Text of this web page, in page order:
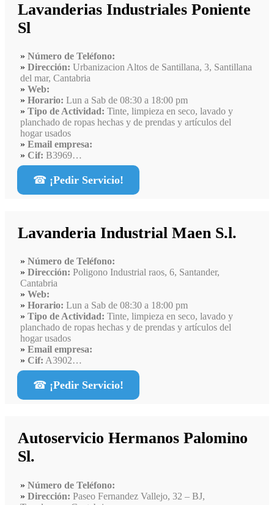
Lavanderias Industriales Poniente
Sl
Número de Teléfono:
Dirección: Urbanizacion Altos de Santillana, 3, Santillana
del mar, Cantabria
Web:
Horario: Lun a Sab de 08:30 a 18:00 pm
Tipo de Actividad: Tinte, limpieza en seco, lavado y
planchado de ropas hechas y de prendas y artículos del
hogar usados
Email empresa:
Cif: B3969…
☎ ¡Pedir Servicio!
Lavanderia Industrial Maen S.l.
Número de Teléfono:
Dirección: Poligono Industrial raos, 6, Santander,
Cantabria
Web:
Horario: Lun a Sab de 08:30 a 18:00 pm
Tipo de Actividad: Tinte, limpieza en seco, lavado y
planchado de ropas hechas y de prendas y artículos del
hogar usados
Email empresa:
Cif: A3902…
☎ ¡Pedir Servicio!
Autoservicio Hermanos Palomino
Sl.
Número de Teléfono:
Dirección: Paseo Fernandez Vallejo, 32 – BJ,